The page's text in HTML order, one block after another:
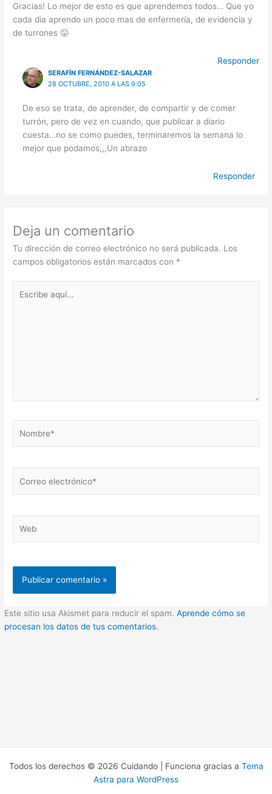
Gracias! Lo mejor de esto es que aprendemos todos… Que yo
cada dia aprendo un poco mas de enfermería, de evidencia y
de turrones 😛
Responder
SERAFÍN FERNÁNDEZ-SALAZAR
28 OCTUBRE, 2010 A LAS 9:05
De eso se trata, de aprender, de compartir y de comer
turrón, pero de vez en cuando, que publicar a diario
cuesta…no se como puedes, terminaremos la semana lo
mejor que podamos,,,Un abrazo
Responder
Deja un comentario
Tu dirección de correo electrónico no será publicada. Los
campos obligatorios están marcados con *
aquí...
electrónico*
Este sitio usa Akismet para reducir el spam.Aprende cómo se
procesan los datos de tus comentarios.
Todos los derechos © 2026 Cuidando | Funciona gracias a Tema
Astra para WordPress